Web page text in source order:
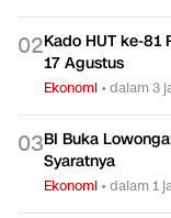
02Kado HUT ke-81
17 Agustus
Ekonomi •dalam 3
03BI Buka
Syaratnya
Ekonomi •dalam 1